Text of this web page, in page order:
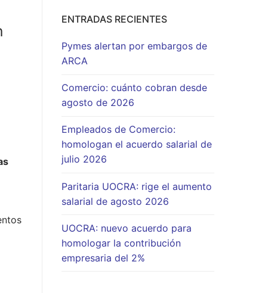
ENTRADAS RECIENTES
Pymes alertan por embargos de
ARCA
Comercio: cuánto cobran desde
agosto de 2026
Empleados de Comercio:
homologan el acuerdo salarial de
julio 2026
Paritaria UOCRA: rige el aumento
salarial de agosto 2026
UOCRA: nuevo acuerdo para
homologar la contribución
empresaria del 2%